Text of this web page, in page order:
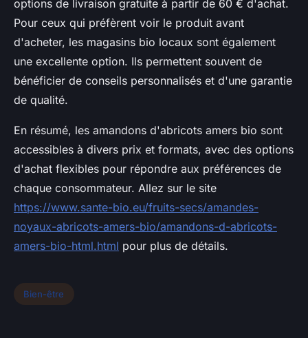
options de livraison gratuite à partir de 60 € d'achat.
Pour ceux qui préfèrent voir le produit avant
d'acheter, les magasins bio locaux sont également
une excellente option. Ils permettent souvent de
bénéficier de conseils personnalisés et d'une garantie
de qualité.
En résumé, les amandons d'abricots amers bio sont
accessibles à divers prix et formats, avec des options
d'achat flexibles pour répondre aux préférences de
chaque consommateur. Allez sur le site
https://www.sante-bio.eu/fruits-secs/amandes-
noyaux-abricots-amers-bio/amandons-d-abricots-
amers-bio-html.html pour plus de détails.
Bien-être